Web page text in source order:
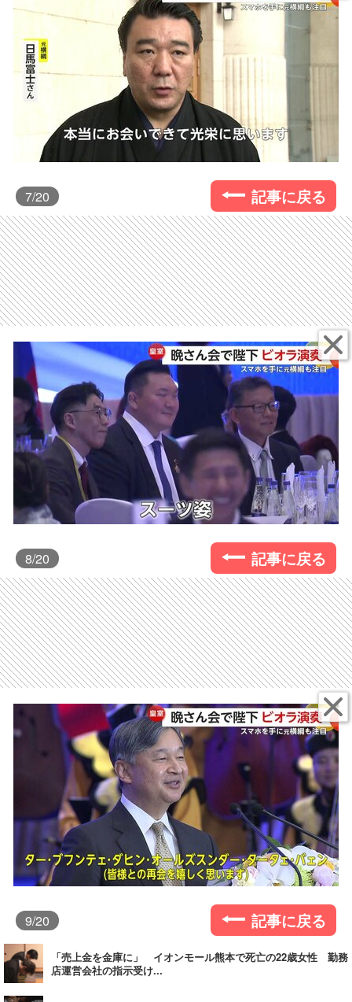
7/20 記事に戻る
8/20 記事に戻る
9/20 記事に戻る
「売上金を金庫に」 イオンモール熊本で死亡の22歳女性 勤務
店運営会社の指示受け...